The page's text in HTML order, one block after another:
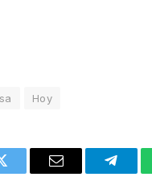
Hoy
Twitter Email